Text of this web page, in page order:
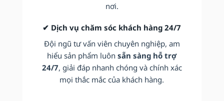
nơi.
✔ Dịch vụ chăm sóc khách hàng 24/7
Đội ngũ tư vấn viên chuyên nghiệp, am
hiểu sản phẩm luônsẵn sàng hỗ trợ
24/7, giải đáp nhanh chóng và chính xác
mọi thắc mắc của khách hàng.